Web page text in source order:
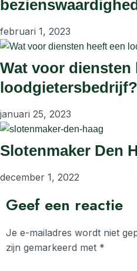
februari 1, 2023
Wat voor diensten
loodgietersbedrijf?
januari 25, 2023
Slotenmaker Den
december 1, 2022
Geef een reactie
Je e-mailadres wordt niet
zijn gemarkeerd met *